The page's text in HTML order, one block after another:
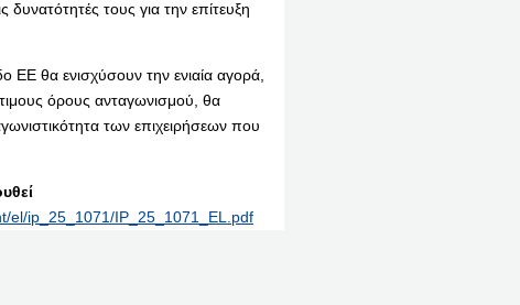
τους για την επίτευξη
ΕΕ θα ενισχύσουν την ενιαία αγορά,
όρους ανταγωνισμού, θα
των επιχειρήσεων που
el/ip_25_1071/IP_25_1071_EL.pdf